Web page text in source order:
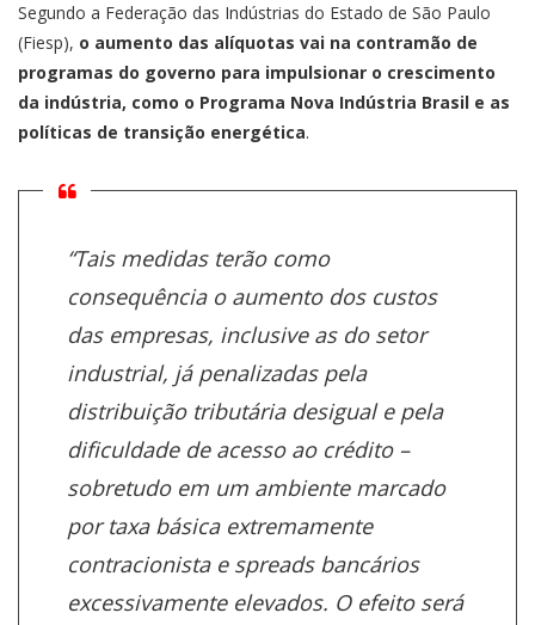
Segundo a Federação das Indústrias do Estado de São Paulo
(Fiesp), o aumento das alíquotas vai na contramão de
programas do governo para impulsionar o crescimento
da indústria, como o Programa Nova Indústria Brasil e as
políticas de transição energética.
“Tais medidas terão como
consequência o aumento dos custos
das empresas, inclusive as do setor
industrial, já penalizadas pela
distribuição tributária desigual e pela
dificuldade de acesso ao crédito –
sobretudo em um ambiente marcado
por taxa básica extremamente
contracionista e spreads bancários
excessivamente elevados. O efeito será